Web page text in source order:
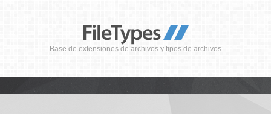
Base de extensiones de archivos y tipos de archivos